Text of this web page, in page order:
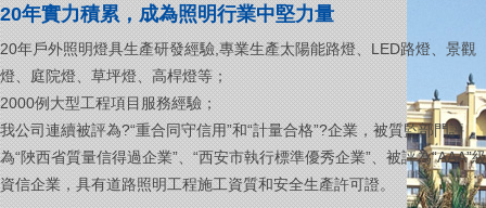
20年實力積累，成為照明行業中堅力量
20年戶外照明燈具生產研發經驗,專業生產太陽能路燈、LED路燈、景觀
燈、庭院燈、草坪燈、高桿燈等；
2000例大型工程項目服務經驗；
我公司連續被評為?“重合同守信用”和“計量合格”?企業，被質監部門評
為“陜西省質量信得過企業”、“西安市執行標準優秀企業”、被評為“AAA”級
資信企業，具有道路照明工程施工資質和安全生產許可證。